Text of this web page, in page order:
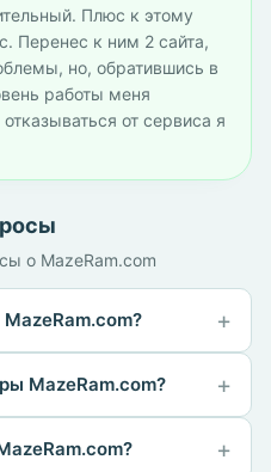
Плюс к этому
Перенес к ним 2 сайта,
но, обратившись в
работы меня
от сервиса я
о MazeRam.com
MazeRam.com?